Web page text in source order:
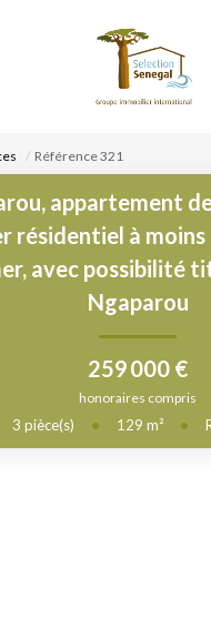
ACCUEIL
NOS BIENS
VENDRE UN
DÉPOSEZ VOTRE
NOUS REJOINDRE
CONTACT
Référence 321
appartement
résidentiel à
avec possibilité
Ngaparou
259 000 €
honoraires compris
3 pièce(s) • 129 m² •